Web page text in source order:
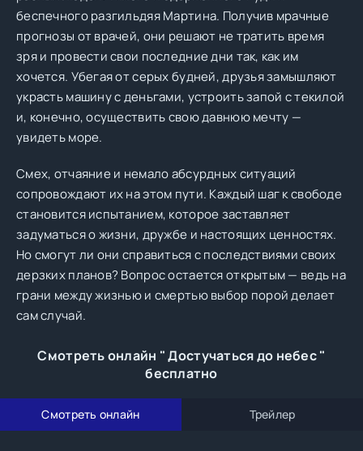
беспечного разгильдяя Мартина. Получив мрачные
прогнозы от врачей, они решают не тратить время
зря и провести свои последние дни так, как им
хочется. Убегая от серых будней, друзья замышляют
украсть машину с деньгами, устроить запой с текилой
и, конечно, осуществить свою давнюю мечту —
увидеть море.
Смех, отчаяние и немало абсурдных ситуаций
сопровождают их на этом пути. Каждый шаг к свободе
становится испытанием, которое заставляет
задуматься о жизни, дружбе и настоящих ценностях.
Но смогут ли они справиться с последствиями своих
дерзких планов? Вопрос остается открытым — ведь на
грани между жизнью и смертью выбор порой делает
сам случай.
Смотреть онлайн " Достучаться до небес "
бесплатно
Смотреть онлайн Трейлер